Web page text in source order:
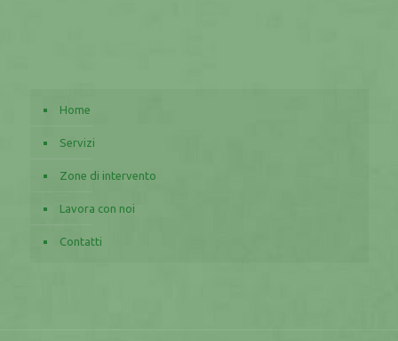
Home
Servizi
Zone di intervento
Lavora con noi
Contatti